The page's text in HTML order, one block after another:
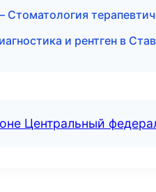
и рентген в
Центральный